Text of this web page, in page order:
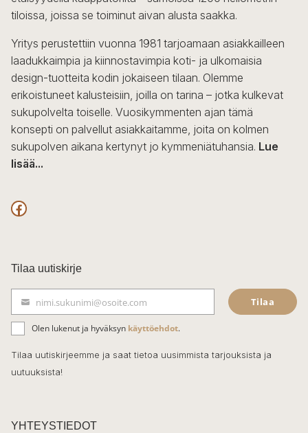
tiloissa, joissa se toiminut aivan alusta saakka.
Yritys perustettiin vuonna 1981 tarjoamaan asiakkailleen
laadukkaimpia ja kiinnostavimpia koti- ja ulkomaisia
design-tuotteita kodin jokaiseen tilaan. Olemme
erikoistuneet kalusteisiin, joilla on tarina – jotka kulkevat
sukupolvelta toiselle. Vuosikymmenten ajan tämä
konsepti on palvellut asiakkaitamme, joita on kolmen
sukupolven aikana kertynyt jo kymmeniätuhansia. Lue
lisää...
F
c
e
b
o
o
k
Tilaa uutiskirje
ä
h
k
t
nimi.sukunimi@osoite.com Tilaa
Olen lukenut ja hyväksyn käyttöehdot.
Tilaa uutiskirjeemme ja saat tietoa uusimmista tarjouksista ja
uutuuksista!
YHTEYSTIEDOT